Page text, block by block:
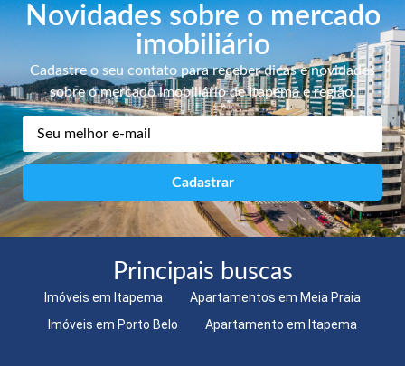
Novidades sobre o mercado
imobiliário
Cadastre o seu contato para receber dicas e novidades
sobre o mercado imobiliário de Itapema e região.
Principais buscas
Imóveis em Itapema
Apartamentos em Meia Praia
Imóveis em Porto Belo
Apartamento em Itapema